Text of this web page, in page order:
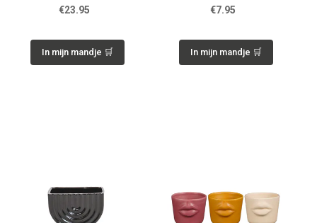
€23.95
In mijn mandje 🛒
€7.95
In mijn mandje 🛒